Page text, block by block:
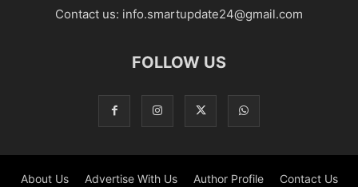
Contact us: info.smartupdate24@gmail.com
FOLLOW US
About Us Advertise With Us Author Profile Contact Us